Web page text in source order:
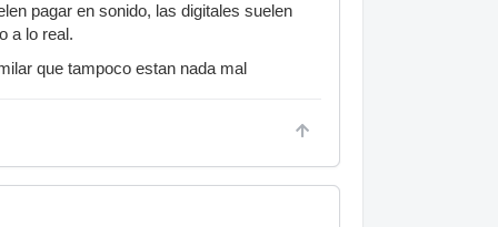
pagar en sonido, las digitales suelen
a lo real.
que tampoco estan nada mal